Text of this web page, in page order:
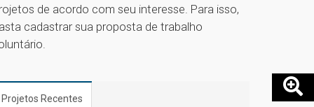
de acordo com seu interesse. Para isso,
cadastrar sua proposta de trabalho
Projetos Recentes